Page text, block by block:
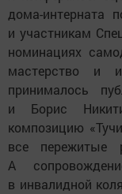
дома-интерната
и участникам
номинациях
мастерство и
принималось
и Борис
композицию
все пережитые
А
в инвалидной